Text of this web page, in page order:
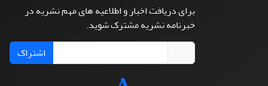
برای دریافت اخبار و اطلاعیه های مهم نشریه در
خبرنامه نشریه مشترک شوید.
اشتراک